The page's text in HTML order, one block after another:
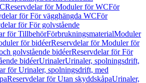
Reservdelar för Moduler för WCFör
för För vägghängda WCFör
för För golvstående
för TillbehörFörbrukningsmaterialModuler
för bidéerReservdelar för Moduler för
golvstående bidéerReservdelar för För
bidéerUrinalerUrinaler, spolningsdrift,
för Urinaler, spolningsdrift, med
Reservdelar för Utan skyddskåpaUrinaler,